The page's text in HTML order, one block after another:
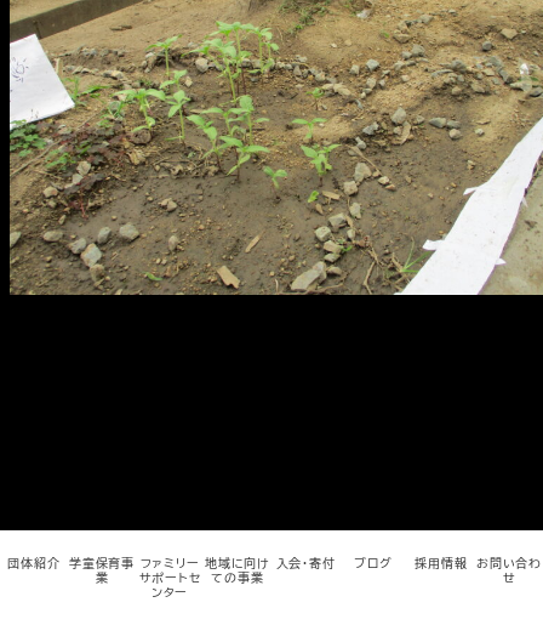
メ
イ
ン
コ
ン
テ
団体紹介 学童保育事
業
ファミリー
サポートセ
ンター
地域に向け
ての事業
入会・寄付 ブログ 採用情報 お問い合わ
せ